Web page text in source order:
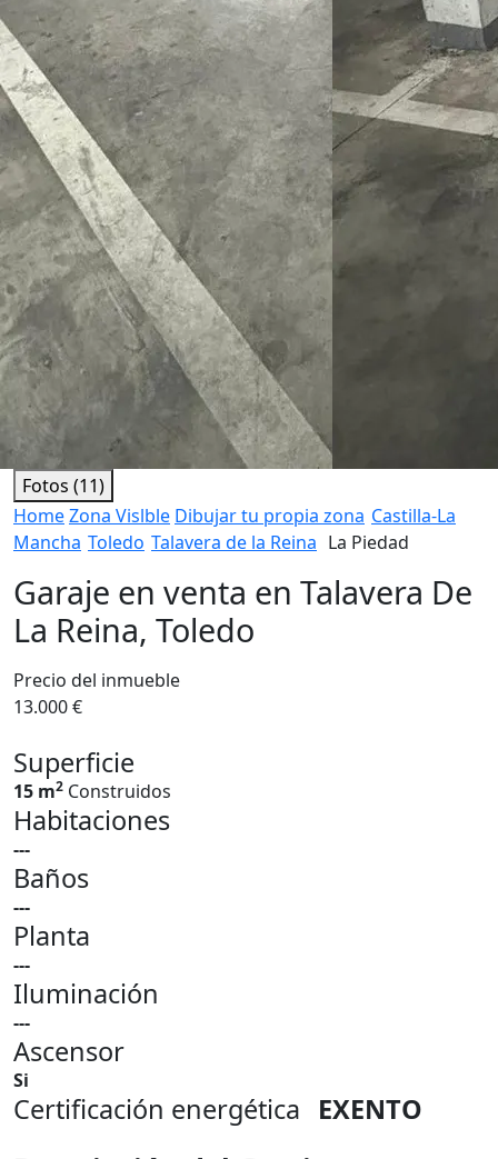
Fotos (11)
HomeZona Vislble Dibujar tu propia zona Castilla-La
Mancha Toledo Talavera de la Reina La Piedad
Garaje en venta en Talavera De
La Reina, Toledo
Precio del inmueble
13.000 €
Superficie
15 m2 Construidos
Habitaciones
---
Baños
---
Planta
---
Iluminación
---
Ascensor
Si
Certificación energética EXENTO